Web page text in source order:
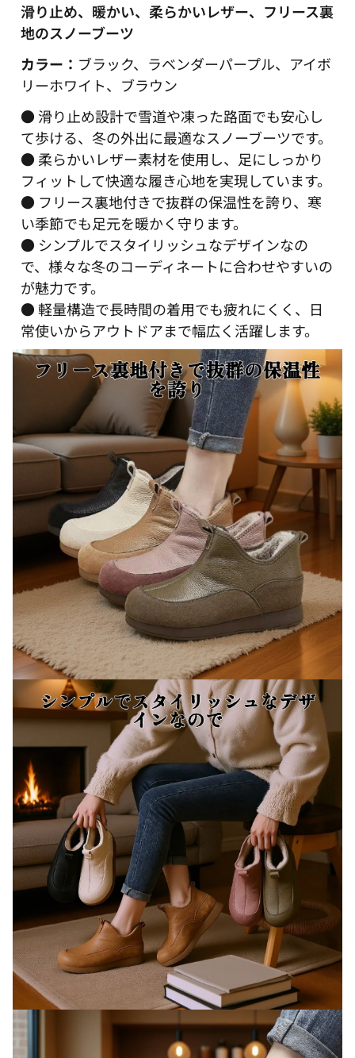
滑り止め、暖かい、柔らかいレザー、フリース裏
地のスノーブーツ
カラー： ブラック、ラベンダーパープル、アイボ
リーホワイト、ブラウン
● 滑り止め設計で雪道や凍った路面でも安心し
て歩ける、冬の外出に最適なスノーブーツです。
● 柔らかいレザー素材を使用し、足にしっかり
フィットして快適な履き心地を実現しています。
● フリース裏地付きで抜群の保温性を誇り、寒
い季節でも足元を暖かく守ります。
● シンプルでスタイリッシュなデザインなの
で、様々な冬のコーディネートに合わせやすいの
が魅力です。
● 軽量構造で長時間の着用でも疲れにくく、日
常使いからアウトドアまで幅広く活躍します。